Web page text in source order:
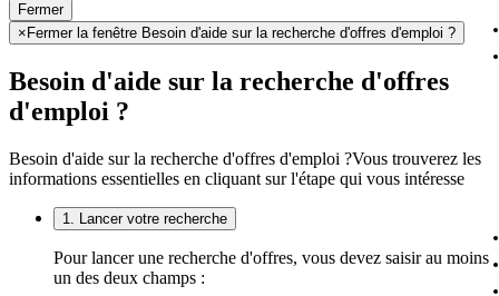
Fermer
× Fermer la fenêtre Besoin d'aide sur la recherche d'offres d'emploi ?
Besoin d'aide sur la recherche d'offres
d'emploi ?
Besoin d'aide sur la recherche d'offres d'emploi ?Vous trouverez les
informations essentielles en cliquant sur l'étape qui vous intéresse
1. Lancer votre recherche
Pour lancer une recherche d'offres, vous devez saisir au moins
un des deux champs :